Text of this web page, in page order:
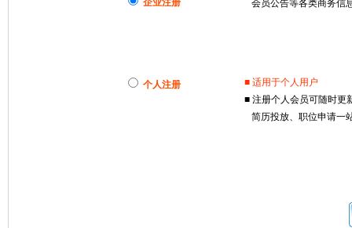
企业注册
个人注册
会员公告等各类商务信
■ 适用于个人用户
■ 注册个人会员可随时更
简历投放、职位申请一